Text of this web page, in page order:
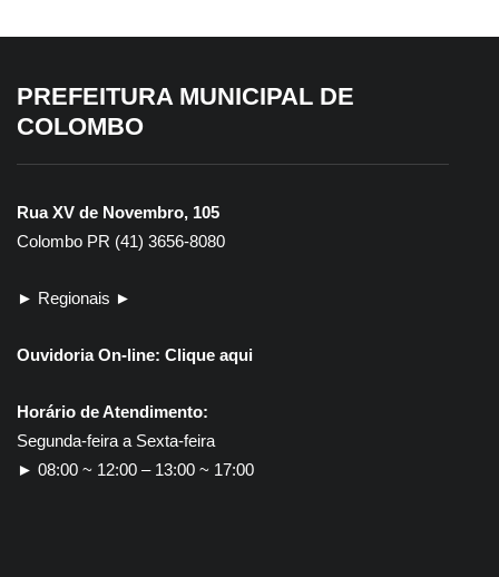
PREFEITURA MUNICIPAL DE
COLOMBO
Rua XV de Novembro, 105
Colombo PR (41) 3656-8080
► Regionais ►
Ouvidoria On-line: Clique aqui
Horário de Atendimento:
Segunda-feira a Sexta-feira
► 08:00 ~ 12:00 – 13:00 ~ 17:00